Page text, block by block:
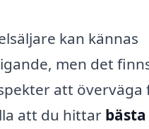
kan kännas
men det
att överväga
att du hittar